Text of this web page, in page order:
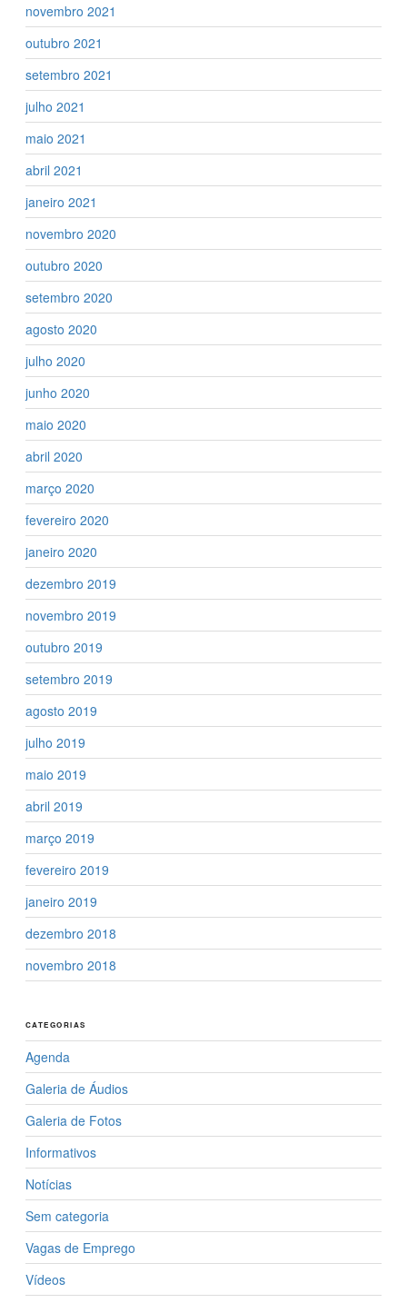
novembro 2021
outubro 2021
setembro 2021
julho 2021
maio 2021
abril 2021
janeiro 2021
novembro 2020
outubro 2020
setembro 2020
agosto 2020
julho 2020
junho 2020
maio 2020
abril 2020
março 2020
fevereiro 2020
janeiro 2020
dezembro 2019
novembro 2019
outubro 2019
setembro 2019
agosto 2019
julho 2019
maio 2019
abril 2019
março 2019
fevereiro 2019
janeiro 2019
dezembro 2018
novembro 2018
CATEGORIAS
Agenda
Galeria de Áudios
Galeria de Fotos
Informativos
Notícias
Sem categoria
Vagas de Emprego
Vídeos